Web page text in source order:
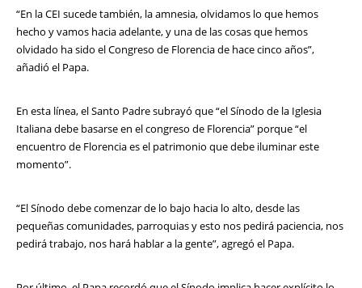
“En la CEI sucede también, la amnesia, olvidamos lo que hemos
hecho y vamos hacia adelante, y una de las cosas que hemos
olvidado ha sido el Congreso de Florencia de hace cinco años”,
añadió el Papa.
En esta línea, el Santo Padre subrayó que “el Sínodo de la Iglesia
Italiana debe basarse en el congreso de Florencia” porque “el
encuentro de Florencia es el patrimonio que debe iluminar este
momento”.
“El Sínodo debe comenzar de lo bajo hacia lo alto, desde las
pequeñas comunidades, parroquias y esto nos pedirá paciencia, nos
pedirá trabajo, nos hará hablar a la gente”, agregó el Papa.